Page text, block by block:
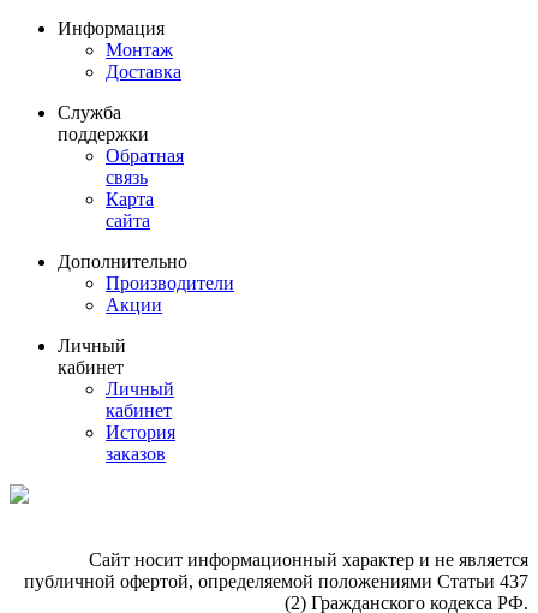
Информация
Монтаж
Доставка
Служба
поддержки
Обратная
связь
Карта
сайта
Дополнительно
Производители
Акции
Личный
кабинет
Личный
кабинет
История
заказов
Сайт носит информационный характер и не является
публичной офертой, определяемой положениями Статьи 437
(2) Гражданского кодекса РФ.